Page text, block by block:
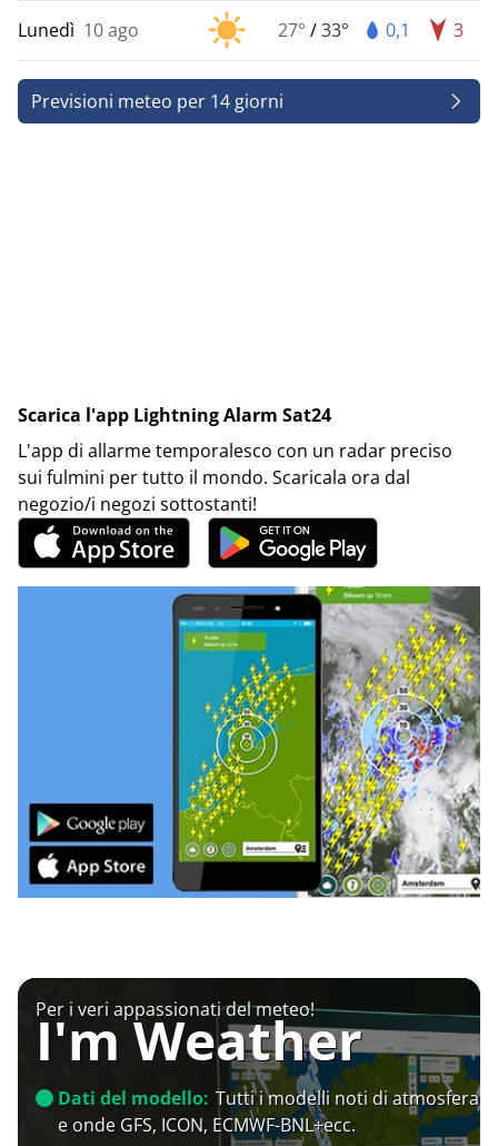
Lunedì 10 ago 27° /33° 0,1 3
Previsioni meteo per 14 giorni
Scarica l'app Lightning Alarm Sat24
L'app di allarme temporalesco con un radar preciso
sui fulmini per tutto il mondo. Scaricala ora dal
negozio/i negozi sottostanti!
Per i veri appassionati del meteo!
I'm Weather
Dati del modello: Tutti i modelli noti di atmosfera
e onde GFS, ICON, ECMWF-BNL+ecc.